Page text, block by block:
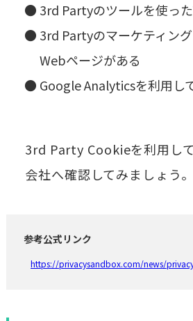
● 3rd Partyのツールを使っ
● 3rd Partyのマーケティン
Webページがある
● Google Analyticsを利用し
3rd Party Cookieを利用し
会社へ確認してみましょう
参考公式リンク
https://privacysandbox.com/news/